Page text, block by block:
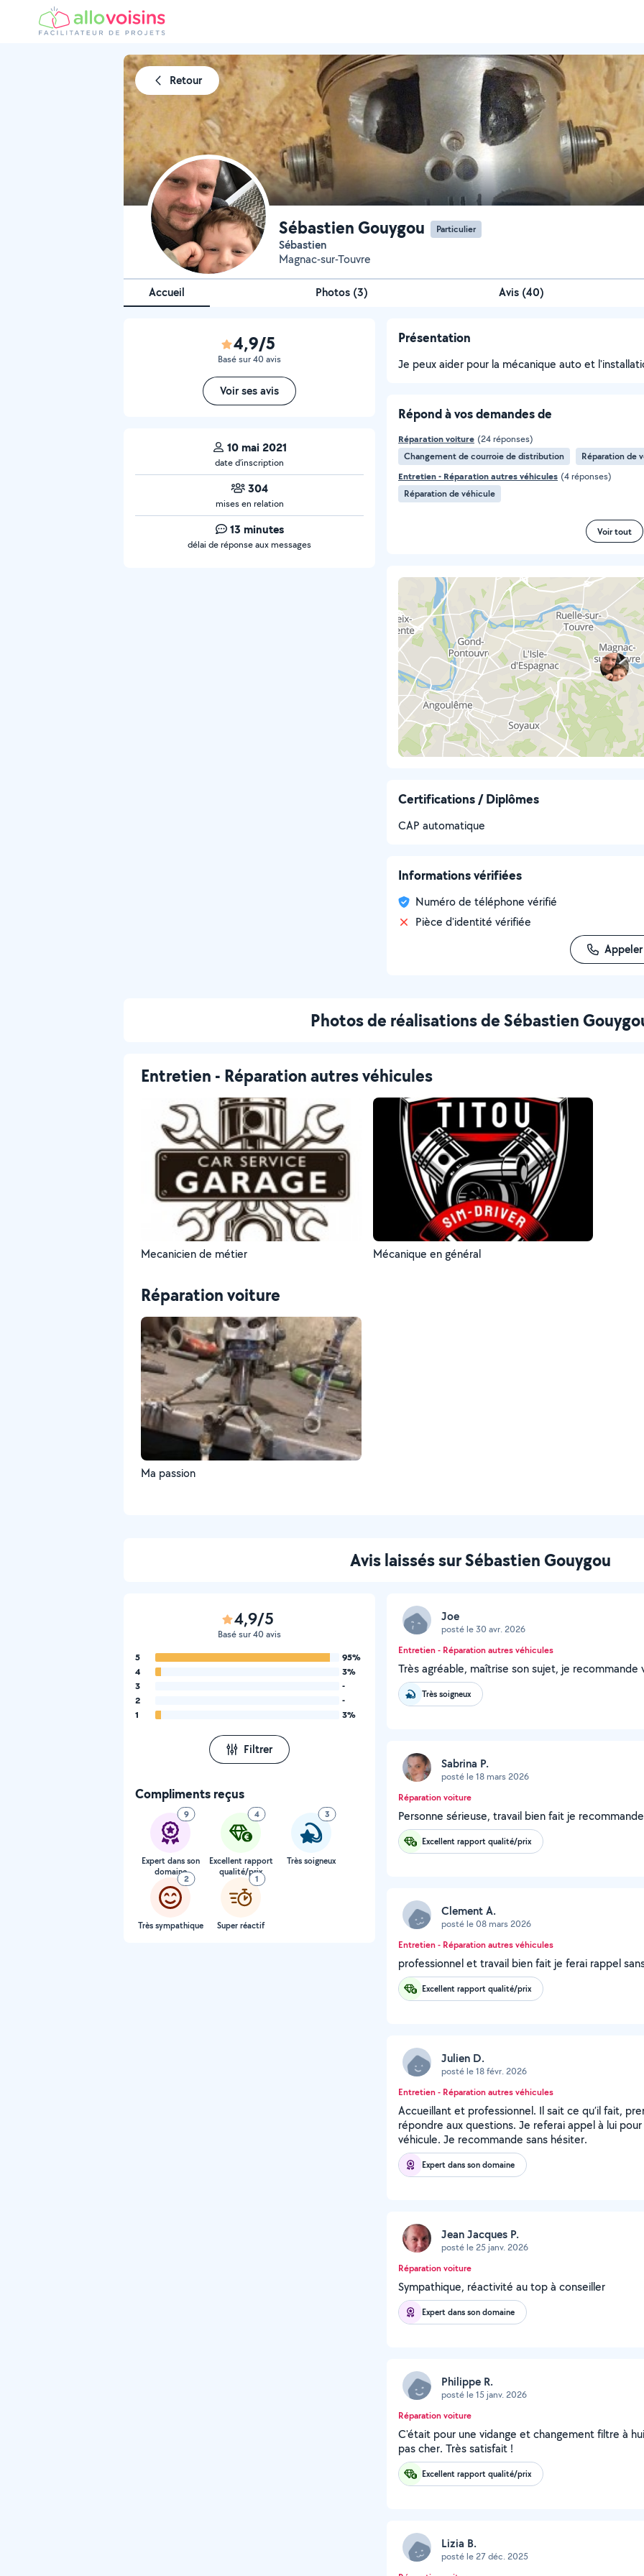
Retour
Sébastien Gouygou Particulier
Sébastien
Magnac-sur-Touvre
Accueil Photos (3) Avis (40)
4,9/5
Basé sur 40 avis
Voir ses avis
10 mai 2021
date d’inscription
304
mises en relation
13 minutes
délai de réponse aux messages
Présentation
Je peux aider pour la mécanique auto et
Répond à vos demandes de
Réparation voiture (24 réponses)
Changement de courroie de distribution
Réparation de
Entretien - Réparation autres véhicules (4 réponses)
Réparation de véhicule
Voir tout
Certifications / Diplômes
CAP automatique
Informations vérifiées
Numéro de téléphone vérifié
Pièce d'identité vérifiée
Appeler
Photos de réalisations de Sébastien
Entretien - Réparation autres véhicules
Mecanicien de métier Mécanique en général
Réparation voiture
Ma passion
Avis laissés sur Sébastien Gouygou
4,9/5
Basé sur 40 avis
5
95%
4
3%
3
-
2
-
1
3%
Filtrer
Compliments reçus
9
Expert dans son
domaine
4
Excellent rapport
qualité/prix
3
Très soigneux
2
Très sympathique
1
Super réactif
Joe
posté le 30 avr. 2026
Entretien - Réparation autres véhicules
Très agréable, maîtrise son sujet, je recommande
Très soigneux
Sabrina P.
posté le 18 mars 2026
Réparation voiture
Personne sérieuse, travail bien fait je
Excellent rapport qualité/prix
Clement A.
posté le 08 mars 2026
Entretien - Réparation autres véhicules
professionnel et travail bien fait je ferai rappel
Excellent rapport qualité/prix
Julien D.
posté le 18 févr. 2026
Entretien - Réparation autres véhicules
Accueillant et professionnel. Il sait ce qu’il fait,
répondre aux questions. Je referai appel à lui
véhicule. Je recommande sans hésiter.
Expert dans son domaine
Jean Jacques P.
posté le 25 janv. 2026
Réparation voiture
Sympathique, réactivité au top à conseiller
Expert dans son domaine
Philippe R.
posté le 15 janv. 2026
Réparation voiture
C'était pour une vidange et changement filtre à
pas cher. Très satisfait !
Excellent rapport qualité/prix
Lizia B.
posté le 27 déc. 2025